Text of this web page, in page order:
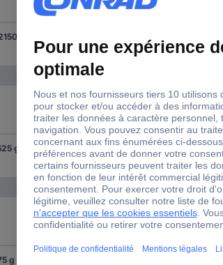
KS Tools 142.1050 142.1050 Marteau de serrurier 525 g 320 mm 1 pc(s) 320 mm